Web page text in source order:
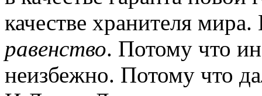
качестве хранителя мира.
равенство. Потому что
неизбежно. Потому что